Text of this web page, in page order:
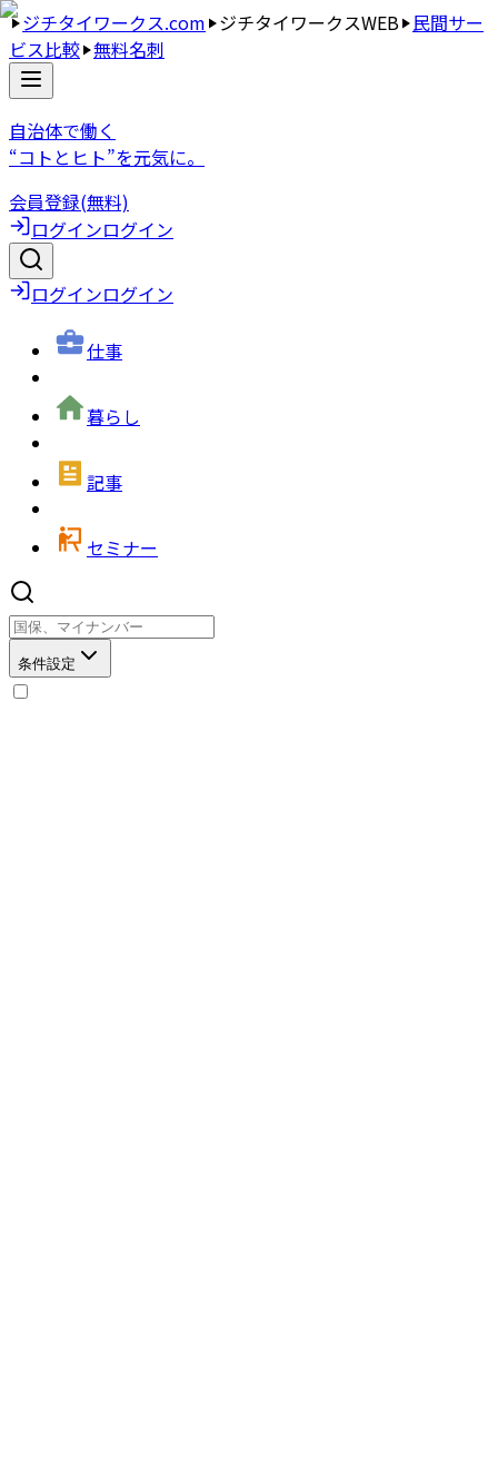
ジチタイワークス.com ジチタイワークスWEB 民間サー
ビス比較 無料名刺
自治体で働く
“コトとヒト”を元気に。
会員登録(無料)
ログインログイン
ログインログイン
仕事
暮らし
記事
セミナー
条件設定